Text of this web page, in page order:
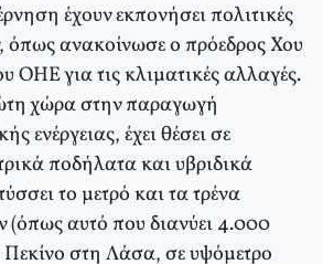
έχουν εκπονήσει πολιτικές
όπως ανακοίνωσε ο πρόεδρος Χου
ΟΗΕ για τις κλιματικές αλλαγές.
χώρα στην παραγωγή
ενέργειας, έχει θέσει σε
ποδήλατα και υβριδικά
το μετρό και τα τρένα
(όπως αυτό που διανύει 4.000
Πεκίνο στη Λάσα, σε υψόμετρο